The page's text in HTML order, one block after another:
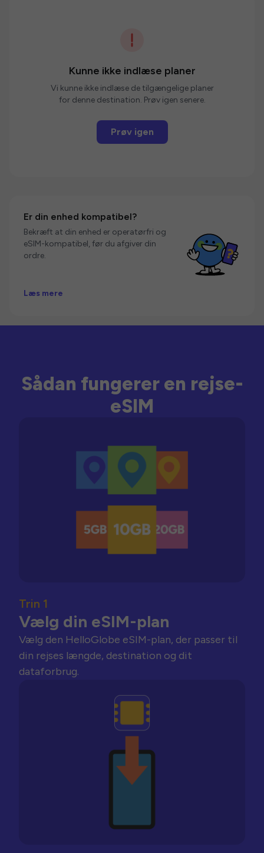
Kunne ikke indlæse planer
Vi kunne ikke indlæse de tilgængelige planer
for denne destination. Prøv igen senere.
Prøv igen
Er din enhed kompatibel?
Bekræft at din enhed er operatørfri og
eSIM-kompatibel, før du afgiver din
ordre.
Læs mere
Sådan fungerer en rejse-
eSIM
Trin 1
Vælg din eSIM-plan
Vælg den HelloGlobe eSIM-plan, der passer til
din rejses længde, destination og dit
dataforbrug.